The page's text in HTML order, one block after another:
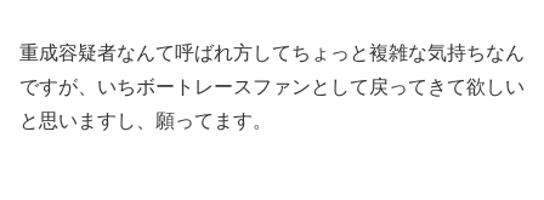
重成容疑者なんて呼ばれ方してちょっと複雑な気持ちなん
ですが、いちボートレースファンとして戻ってきて欲しい
と思いますし、願ってます。